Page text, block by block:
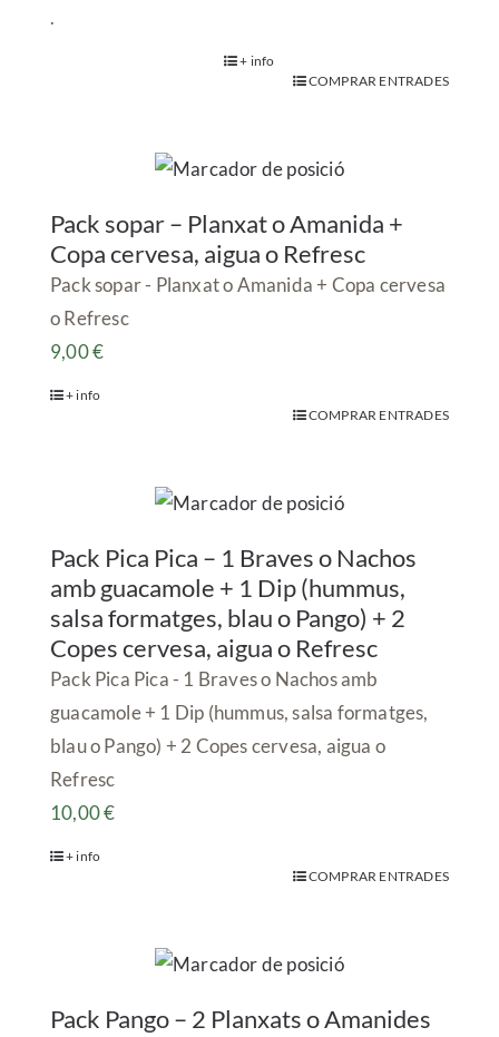
.
+ info
COMPRAR ENTRADES
Pack sopar – Planxat o Amanida +
Copa cervesa, aigua o Refresc
Pack sopar - Planxat o Amanida + Copa cervesa
o Refresc
9,00€
+ info
COMPRAR ENTRADES
Pack Pica Pica – 1 Braves o Nachos
amb guacamole + 1 Dip (hummus,
salsa formatges, blau o Pango) + 2
Copes cervesa, aigua o Refresc
Pack Pica Pica - 1 Braves o Nachos amb
guacamole + 1 Dip (hummus, salsa formatges,
blau o Pango) + 2 Copes cervesa, aigua o
Refresc
10,00€
+ info
COMPRAR ENTRADES
Pack Pango – 2 Planxats o Amanides